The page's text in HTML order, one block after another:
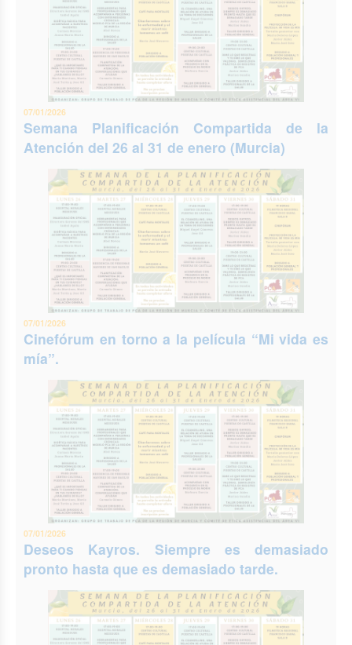
07/01/2026
Semana Planificación Compartida de la
Atención del 26 al 31 de enero (Murcia)
07/01/2026
Cinefórum en torno a la película “Mi vida es
mía”.
07/01/2026
Deseos Kayros. Siempre es demasiado
pronto hasta que es demasiado tarde.